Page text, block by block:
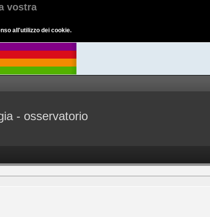
vostra
all'utilizzo dei cookie.
- osservatorio